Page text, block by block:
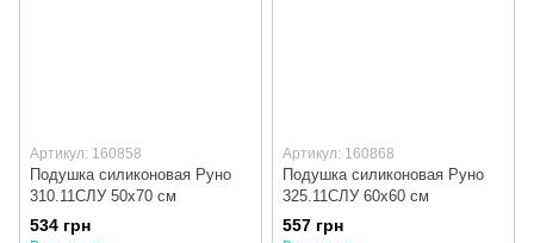
Артикул: 160858
Подушка силиконовая Руно
310.11СЛУ 50x70 см
534 грн
Артикул: 160868
Подушка силиконовая Руно
325.11СЛУ 60x60 см
557 грн